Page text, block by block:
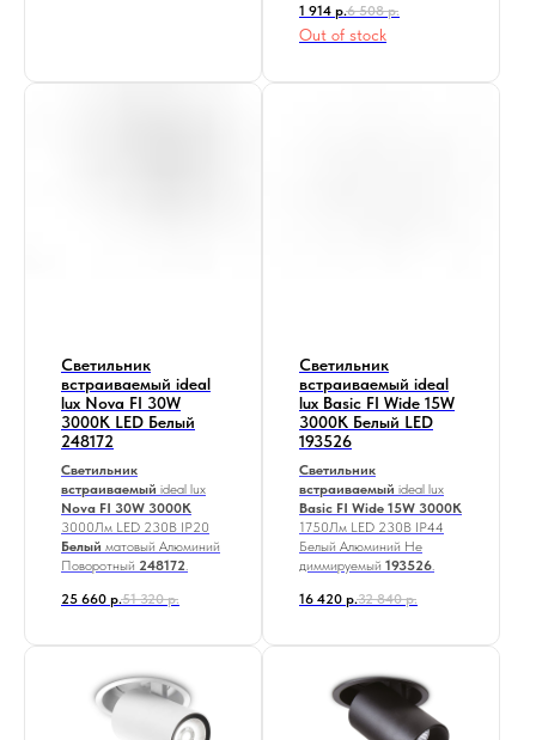
1 914 р.6 508 р.
Out of stock
Светильник
встраиваемый ideal
lux Nova FI 30W
3000K LED Белый
248172
Светильник
встраиваемый ideal lux
Nova FI 30W 3000K
3000Лм LED 230В IP20
Белый матовый Алюминий
Поворотный 248172.
25 660 р.51 320 р.
Светильник
встраиваемый ideal
lux Basic FI Wide 15W
3000K Белый LED
193526
Светильник
встраиваемый ideal lux
Basic FI Wide 15W 3000K
1750Лм LED 230В IP44
Белый Алюминий Не
диммируемый 193526.
16 420 р.32 840 р.